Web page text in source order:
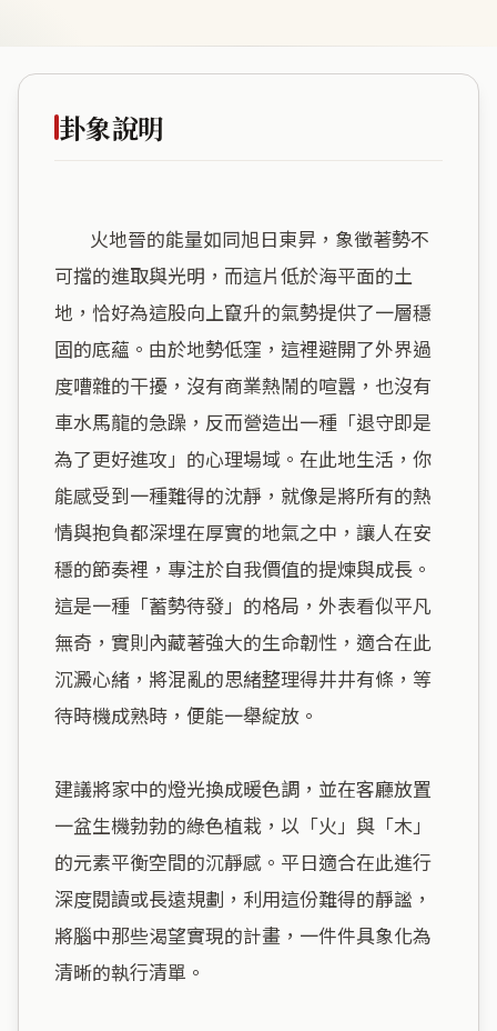
卦象說明
可擋的進取與光明，而這片低於海平面的土
地，恰好為這股向上竄升的氣勢提供了一層穩
固的底蘊。由於地勢低窪，這裡避開了外界過
度嘈雜的干擾，沒有商業熱鬧的喧囂，也沒有
車水馬龍的急躁，反而營造出一種「退守即是
為了更好進攻」的心理場域。在此地生活，你
能感受到一種難得的沈靜，就像是將所有的熱
情與抱負都深埋在厚實的地氣之中，讓人在安
穩的節奏裡，專注於自我價值的提煉與成長。
這是一種「蓄勢待發」的格局，外表看似平凡
無奇，實則內藏著強大的生命韌性，適合在此
沉澱心緒，將混亂的思緒整理得井井有條，等
待時機成熟時，便能一舉綻放。
建議將家中的燈光換成暖色調，並在客廳放置
一盆生機勃勃的綠色植栽，以「火」與「木」
的元素平衡空間的沉靜感。平日適合在此進行
深度閱讀或長遠規劃，利用這份難得的靜謐，
將腦中那些渴望實現的計畫，一件件具象化為
清晰的執行清單。